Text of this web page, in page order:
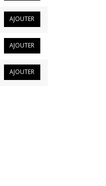
AJOUTER
AJOUTER
AJOUTER